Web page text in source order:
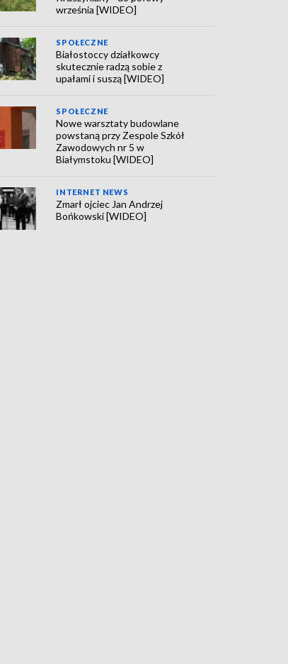
września [WIDEO]
SPOŁECZNE
Białostoccy działkowcy
skutecznie radzą sobie z
upałami i suszą [WIDEO]
SPOŁECZNE
Nowe warsztaty budowlane
powstaną przy Zespole Szkół
Zawodowych nr 5 w
Białymstoku [WIDEO]
INTERNET NEWS
Zmarł ojciec Jan Andrzej
Bońkowski [WIDEO]